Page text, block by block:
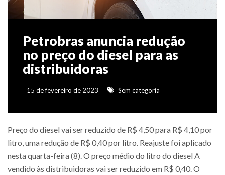
Petrobras anuncia redução
no preço do diesel para as
distribuidoras
15 de fevereiro de 2023 Sem categoria
Preço do diesel vai ser reduzido de R$ 4,50 para R$ 4,10 por
litro, uma redução de R$ 0,40 por litro. Reajuste foi aplicado
nesta quarta-feira (8). O preço médio do litro do diesel A
vendido às distribuidoras vai ser reduzido em R$ 0,40. O